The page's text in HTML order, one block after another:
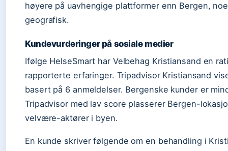
høyere på uavhengige plattformer enn Bergen,
geografisk.
Kundevurderinger på sosiale medier
Ifølge HelseSmart har Velbehag Kristiansand en
rapporterte erfaringer. Tripadvisor Kristiansand
basert på 6 anmeldelser. Bergenske kunder er
Tripadvisor med lav score plasserer Bergen-
velvære-aktører i byen.
En kunde skriver følgende om en behandling i